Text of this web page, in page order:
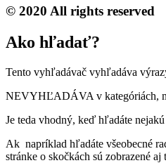
© 2020 All rights reserved
Ako hľadať?
Tento vyhľadávač vyhľadáva
NEVYHĽADÁVA v kategóriách,
Je teda vhodný, keď hľadáte
Ak napríklad hľadáte všeobecné
stránke o skočkách sú zobrazené